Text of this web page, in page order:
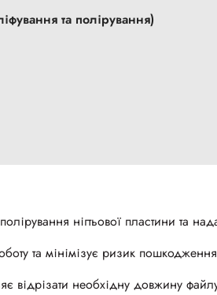
та полірування)
нігтьової пластини та
та мінімізує ризик пошкодження
відрізати необхідну довжину